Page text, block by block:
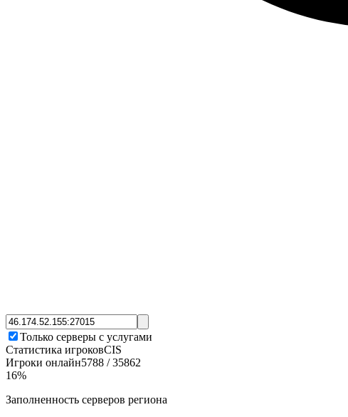
Только серверы с услугами
Статистика игроковCIS
Игроки онлайн5788 /35862
16%
Заполненность серверов региона